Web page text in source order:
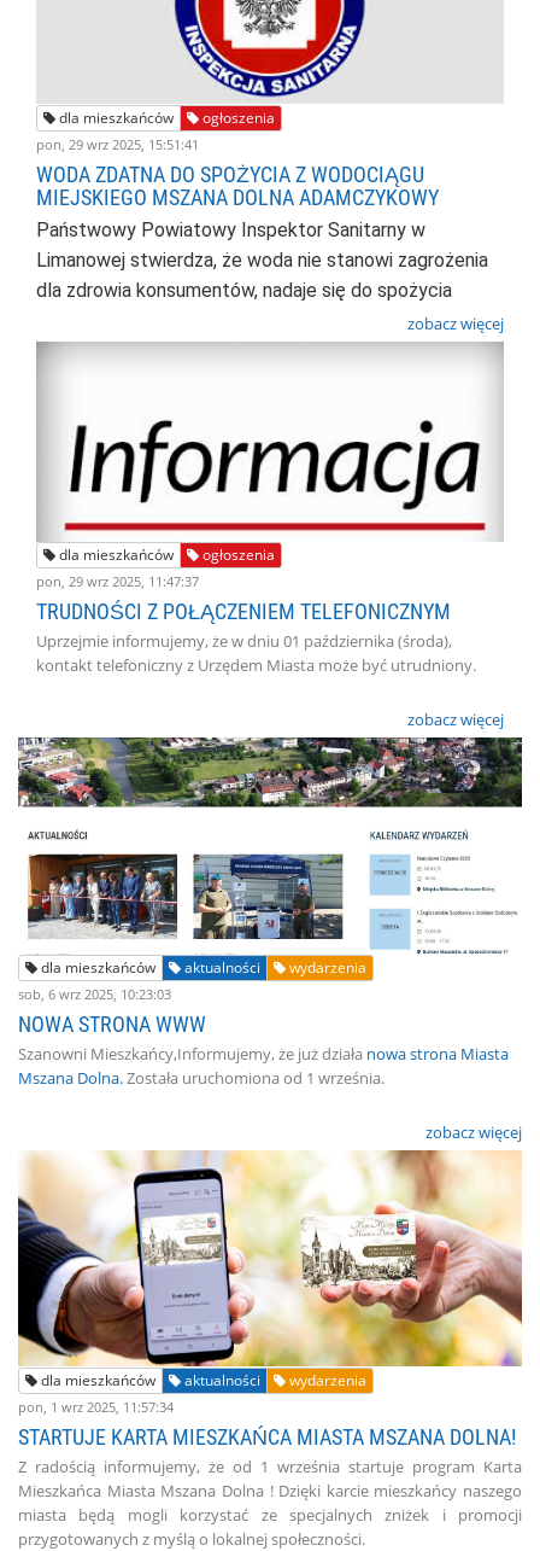
dla mieszkańców ogłoszenia
pon, 29 wrz 2025, 15:51:41
WODA ZDATNA DO SPOŻYCIA Z WODOCIĄGU
MIEJSKIEGO MSZANA DOLNA ADAMCZYKOWY
Państwowy Powiatowy Inspektor Sanitarny w
Limanowej stwierdza, że woda nie stanowi zagrożenia
dla zdrowia konsumentów, nadaje się do spożycia
zobacz więcej
dla mieszkańców ogłoszenia
pon, 29 wrz 2025, 11:47:37
TRUDNOŚCI Z POŁĄCZENIEM TELEFONICZNYM
Uprzejmie informujemy, że w dniu 01 października (środa),
kontakt telefoniczny z Urzędem Miasta może być utrudniony.
zobacz więcej
dla mieszkańców aktualności wydarzenia
sob, 6 wrz 2025, 10:23:03
NOWA STRONA WWW
Szanowni Mieszkańcy,Informujemy, że już działa nowa strona Miasta
Mszana Dolna.Została uruchomiona od 1 września.
zobacz więcej
dla mieszkańców aktualności wydarzenia
pon, 1 wrz 2025, 11:57:34
STARTUJE KARTA MIESZKAŃCA MIASTA MSZANA DOLNA!
Z radością informujemy, że od 1 września startuje program Karta
Mieszkańca Miasta Mszana Dolna ! Dzięki karcie mieszkańcy naszego
miasta będą mogli korzystać ze specjalnych zniżek i promocji
przygotowanych z myślą o lokalnej społeczności.